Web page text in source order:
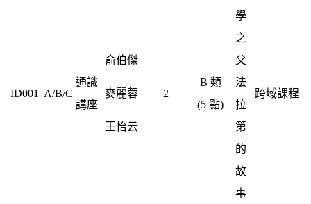
ID001 A/B/C
通識
講座
俞伯傑
麥麗蓉
王怡云
2
B 類
(5 點)
學
之
父
法
拉
第
的
故
事
跨域課程